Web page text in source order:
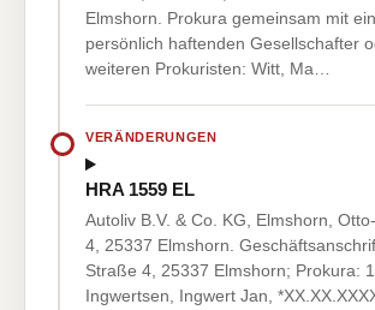
Elmshorn. Prokura gemeinsam mit
persönlich haftenden Gesellschafter
weiteren Prokuristen: Witt, Ma…
VERÄNDERUNGEN
HRA 1559 EL
Autoliv B.V. & Co. KG, Elmshorn,
4, 25337 Elmshorn.
Straße 4, 25337 Elmshorn; Prokura:
Ingwertsen, Ingwert Jan,